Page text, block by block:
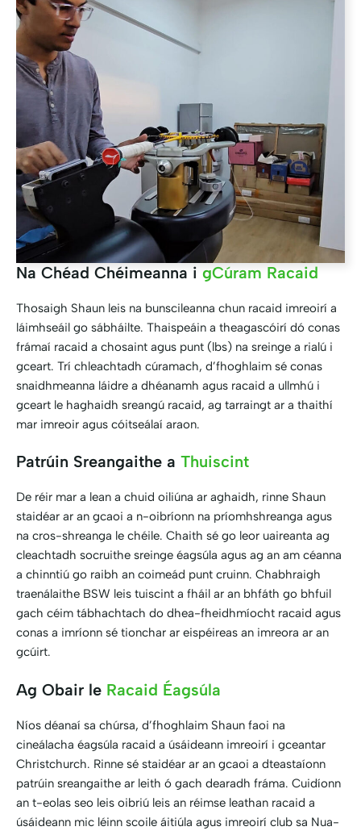
Na Chéad Chéimeanna i gCúram Racaid
Thosaigh Shaun leis na bunscileanna chun racaid imreoirí a
láimhseáil go sábháilte. Thaispeáin a theagascóirí dó conas
frámaí racaid a chosaint agus punt (lbs) na sreinge a rialú i
gceart. Trí chleachtadh cúramach, d’fhoghlaim sé conas
snaidhmeanna láidre a dhéanamh agus racaid a ullmhú i
gceart le haghaidh sreangú racaid, ag tarraingt ar a thaithí
mar imreoir agus cóitseálaí araon.
Patrúin Sreangaithe a Thuiscint
De réir mar a lean a chuid oiliúna ar aghaidh, rinne Shaun
staidéar ar an gcaoi a n-oibríonn na príomhshreanga agus
na cros-shreanga le chéile. Chaith sé go leor uaireanta ag
cleachtadh socruithe sreinge éagsúla agus ag an am céanna
a chinntiú go raibh an coimeád punt cruinn. Chabhraigh
traenálaithe BSW leis tuiscint a fháil ar an bhfáth go bhfuil
gach céim tábhachtach do dhea-fheidhmíocht racaid agus
conas a imríonn sé tionchar ar eispéireas an imreora ar an
gcúirt.
Ag Obair le Racaid Éagsúla
Níos déanaí sa chúrsa, d’fhoghlaim Shaun faoi na
cineálacha éagsúla racaid a úsáideann imreoirí i gceantar
Christchurch. Rinne sé staidéar ar an gcaoi a dteastaíonn
patrúin sreangaithe ar leith ó gach dearadh fráma. Cuidíonn
an t-eolas seo leis oibriú leis an réimse leathan racaid a
úsáideann mic léinn scoile áitiúla agus imreoirí club sa Nua-